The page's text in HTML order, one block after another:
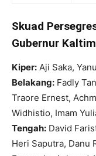
Skuad
Gubernur Kaltim
Kiper: Aji Saka,
Belakang: Fadly
Traore Ernest,
Widhistio, Imam
Tengah: David
Heri Saputra, Danu